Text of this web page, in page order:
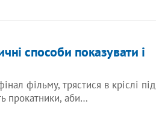
способи показувати і
фільму, трястися в кріслі під
прокатники, аби…